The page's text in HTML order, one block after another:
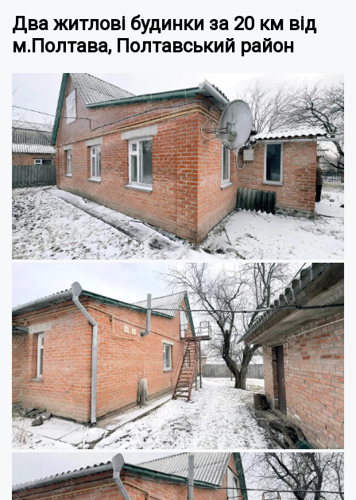
Два житлові будинки за 20 км від
м.Полтава, Полтавський район